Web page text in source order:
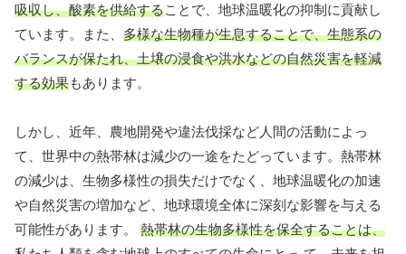
吸収し、酸素を供給することで、地球温暖化の抑制に貢献し
ています。また、 多様な生物種が生息することで、生態系の
バランスが保たれ、土壌の浸食や洪水などの自然災害を軽減
する効果もあります。
しかし、近年、農地開発や違法伐採など人間の活動によっ
て、世界中の熱帯林は減少の一途をたどっています。熱帯林
の減少は、生物多様性の損失だけでなく、地球温暖化の加速
や自然災害の増加など、地球環境全体に深刻な影響を与える
可能性があります。 熱帯林の生物多様性を保全することは、